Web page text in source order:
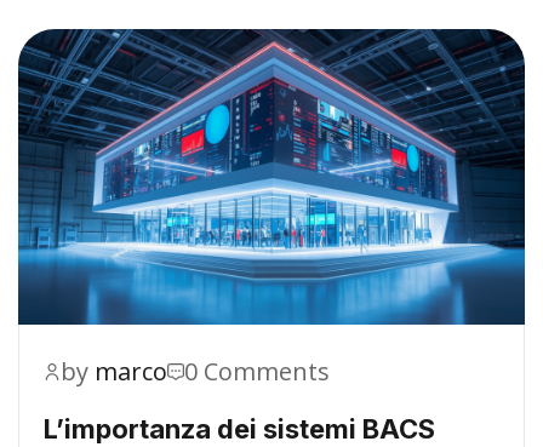
by marco 0 Comments
L’importanza dei sistemi BACS